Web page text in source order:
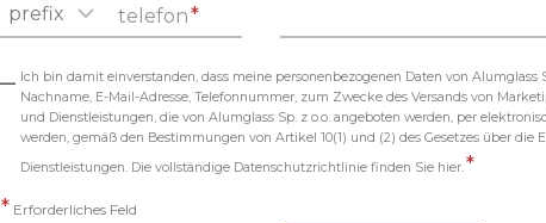
telefon*
Ich bin damit einverstanden, dass meine personenbezogenen Daten von Alumglass
Nachname, E-Mail-Adresse, Telefonnummer, zum Zwecke des Versands von
und Dienstleistungen, die von Alumglass Sp. z o.o. angeboten werden, per
werden, gemäß den Bestimmungen von Artikel 10(1) und (2) des Gesetzes über die
Dienstleistungen. Die vollständige Datenschutzrichtlinie finden Sie hier.*
*Erforderliches Feld